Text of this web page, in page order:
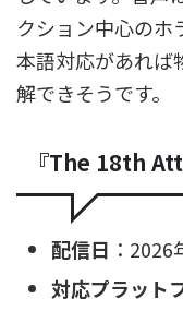
クション中心のホ
本語対応があれば
解できそうです。
『The 18th
配信日 ：
対応プラット